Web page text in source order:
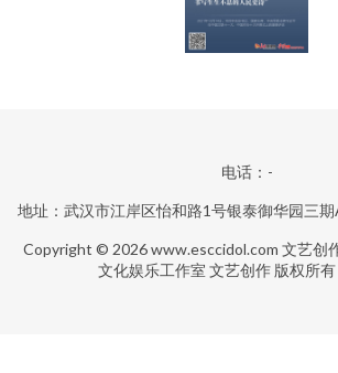
电话：-
地址：武汉市江岸区怡和路1号银泰御华园三
Copyright © 2026www.esccidol.com 文艺创
文化娱乐工作室 文艺创作 版权所有